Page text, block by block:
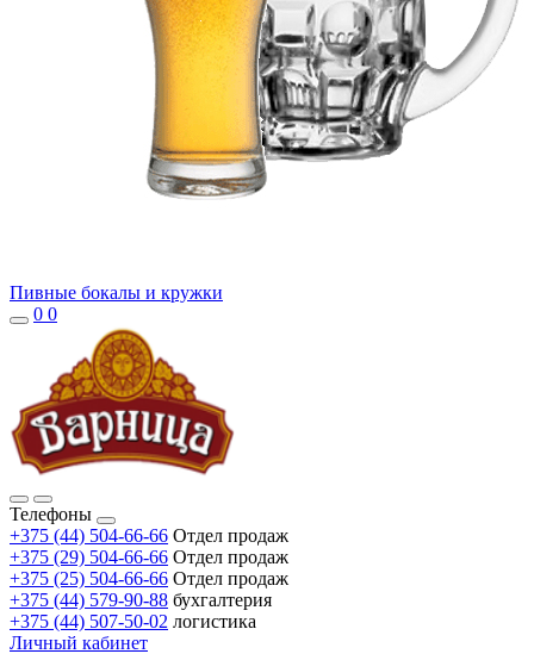
Пивные бокалы и кружки
0 0
Телефоны
+375 (44) 504-66-66 Отдел продаж
+375 (29) 504-66-66 Отдел продаж
+375 (25) 504-66-66 Отдел продаж
+375 (44) 579-90-88 бухгалтерия
+375 (44) 507-50-02 логистика
Личный кабинет